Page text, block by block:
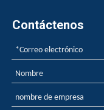
Contáctenos